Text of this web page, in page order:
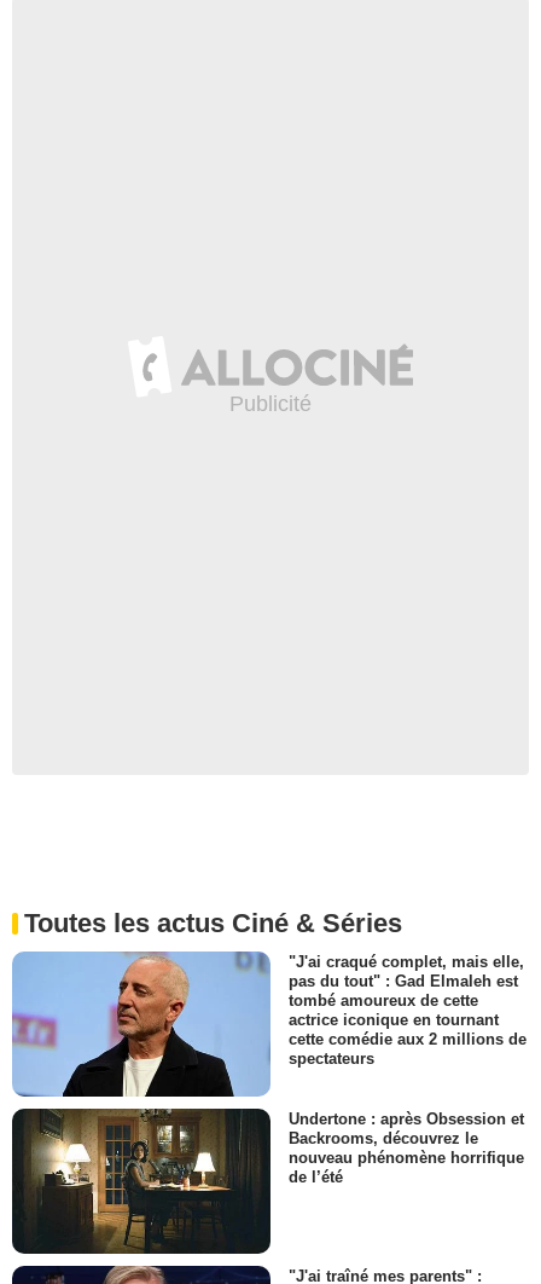
Toutes les actus Ciné & Séries
"J'ai craqué complet, mais elle,
pas du tout" : Gad Elmaleh est
tombé amoureux de cette
actrice iconique en tournant
cette comédie aux 2 millions de
spectateurs
Undertone : après Obsession et
Backrooms, découvrez le
nouveau phénomène horrifique
de l’été
"J'ai traîné mes parents" :